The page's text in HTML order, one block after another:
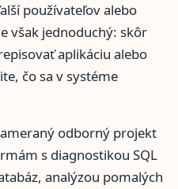
používateľov alebo
však jednoduchý: skôr
aplikáciu alebo
čo sa v systéme
odborný projekt
s diagnostikou SQL
analýzou pomalých